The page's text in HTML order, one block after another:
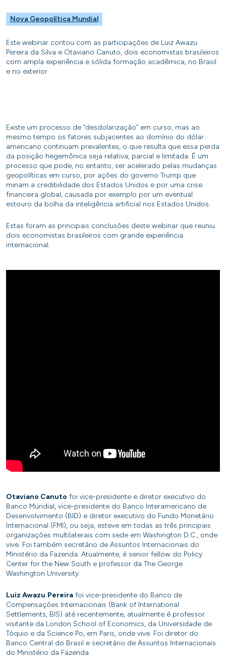
Nova Geopolítica Mundial
Este webinar contou com as participações de Luiz Awazu
Pereira da Silva e Otaviano Canuto, dois economistas brasileiros
com ampla experiência e sólida formação acadêmica, no Brasil
e no exterior.
Existe um processo de “desdolarização” em curso, mas ao
mesmo tempo os fatores subjacentes ao domínio do dólar
americano continuam prevalentes, o que resulta que essa perda
da posição hegemônica seja relativa, parcial e limitada. É um
processo que pode, no entanto, ser acelerado pelas mudanças
geopolíticas em curso, por ações do governo Trump que
minam a credibilidade dos Estados Unidos e por uma crise
financeira global, causada por exemplo por um eventual
estouro da bolha da inteligência artificial nos Estados Unidos.
Estas foram as principais conclusões deste webinar que reuniu
dois economistas brasileiros com grande experiência
internacional.
Otaviano Canuto foi vice-presidente e diretor executivo do
Banco Mundial, vice-presidente do Banco Interamericano de
Desenvolvimento (BID) e diretor executivo do Fundo Monetário
Internacional (FMI), ou seja, esteve em todas as três principais
organizações multilaterais com sede em Washington D.C., onde
vive. Foi também secretário de Assuntos Internacionais do
Ministério da Fazenda. Atualmente, é senior fellow do Policy
Center for the New South e professor da The George
Washington University.
Luiz Awazu Pereira foi vice-presidente do Banco de
Compensações Internacionais (Bank of International
Settlements, BIS) até recentemente, atualmente é professor
visitante da London School of Economics, da Universidade de
Tóquio e da Science Po, em Paris, onde vive. Foi diretor do
Banco Central do Brasil e secretário de Assuntos Internacionais
do Ministério da Fazenda.